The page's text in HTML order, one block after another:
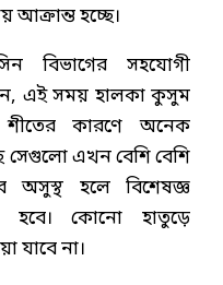
আক্রান্ত হচ্ছে।
বিভাগের সহযোগী
এই সময় হালকা কুসুম
কারণে অনেক
সেগুলো এখন বেশি বেশি
হলে বিশেষজ্ঞ
হবে। কোনো হাতুড়ে
যাবে না।